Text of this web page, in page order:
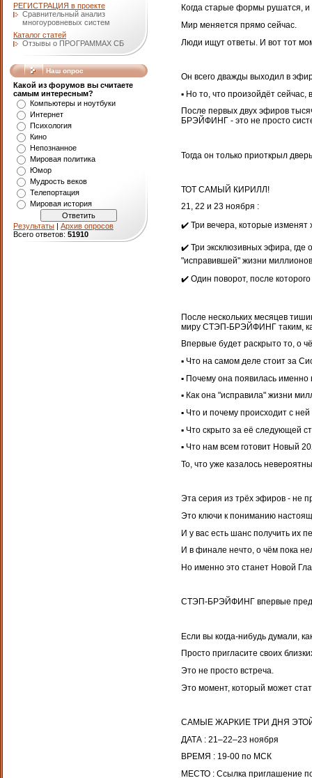
РЕГИСТРАЦИЯ в проекте
Сравнительный анализ
многоуровневых систем
Каталог статей
Отзывы о ПРОГРАММАХ СБ
Наш опрос
Какой из форумов вы считаете
самым интересным?
Компьютеры и ноутбуки
Интернет
Психология
Кино
Непознанное
Мировая политика
Юмор
Мудрость веков
Телепортация
Мировая история
Результаты | Архив опросов
Всего ответов: 51910
Когда старые формы рушатся, и
Мир меняется прямо сейчас.
Люди ищут ответы. И вот тот
Он всего дважды выходил в
▪️ Но то, что произойдёт
После первых двух эфиров
БРЭЙФИНГ - это не просто
Тогда он только приоткрыл
ТОТ САМЫЙ КИРИЛЛ!
21, 22 и 23 ноября :
✔️ Три вечера, которые изменят
✔️ Три эксклюзивных эфира, где
"исправившей" жизни
✔️ Один поворот, после
После нескольких месяцев
миру СТЭП-БРЭЙФИНГ таким,
Впервые будет раскрыто то, о
▪️ Что на самом деле стоит за
▪️ Почему она появилась именно
▪️ Как она "исправила" жизни
▪️ Что и почему происходит с
▪️ Что скрыто за её следующей
▪️ Что нам всем готовит Новый
То, что уже казалось
Эта серия из трёх эфиров - не
Это ключи к пониманию
И у вас есть шанс получить их
И в финале нечто, о чём пока
Но именно это станет Новой
СТЭП-БРЭЙФИНГ впервые
Если вы когда-нибудь думали,
Просто пригласите своих
Это не просто встреча.
Это момент, который может
САМЫЕ ЖАРКИЕ ТРИ ДНЯ
ДАТА : 21–22–23 ноября
ВРЕМЯ : 19-00 по МСК
МЕСТО : Ссылка приглашение